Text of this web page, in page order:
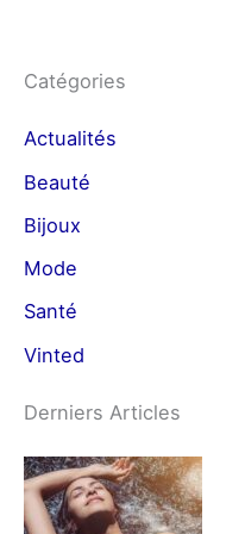
Catégories
Actualités
Beauté
Bijoux
Mode
Santé
Vinted
Derniers Articles